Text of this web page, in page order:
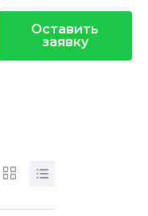
Оставить
заявку